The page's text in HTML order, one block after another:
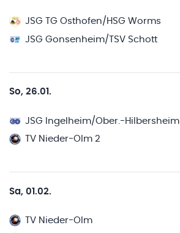
JSG TG Osthofen/HSG Worms
JSG Gonsenheim/TSV Schott
So, 26.01.
JSG Ingelheim/Ober.-Hilbersheim
TV Nieder-Olm 2
Sa, 01.02.
TV Nieder-Olm